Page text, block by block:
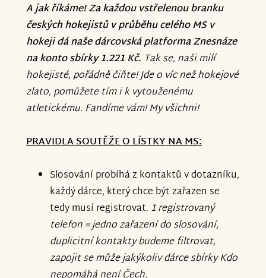
A jak říkáme! Za každou vstřelenou branku
českých hokejistů v průběhu celého MS v
hokeji dá naše dárcovská platforma Znesnáze
na konto sbírky 1.221 Kč. Tak se, naši milí
hokejisté, pořádně čiňte! Jde o víc než hokejové
zlato, pomůžete tím i k vytouženému
atletickému. Fandíme vám! My všichni!
PRAVIDLA SOUTĚŽE O LÍSTKY NA MS:
Slosování probíhá z kontaktů v dotazníku,
každý dárce, který chce být zařazen se
tedy musí registrovat. 1 registrovaný
telefon = jedno zařazení do slosování,
duplicitní kontakty budeme filtrovat,
zapojit se může jakýkoliv dárce sbírky Kdo